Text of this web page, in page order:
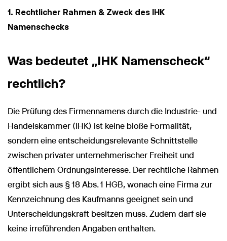
1. Rechtlicher Rahmen & Zweck des IHK
Namenschecks
Was bedeutet „IHK Namenscheck“
rechtlich?
Die Prüfung des Firmennamens durch die Industrie- und
Handelskammer (IHK) ist keine bloße Formalität,
sondern eine entscheidungsrelevante Schnittstelle
zwischen privater unternehmerischer Freiheit und
öffentlichem Ordnungsinteresse. Der rechtliche Rahmen
ergibt sich aus § 18 Abs. 1 HGB, wonach eine Firma zur
Kennzeichnung des Kaufmanns geeignet sein und
Unterscheidungskraft besitzen muss. Zudem darf sie
keine irreführenden Angaben enthalten.